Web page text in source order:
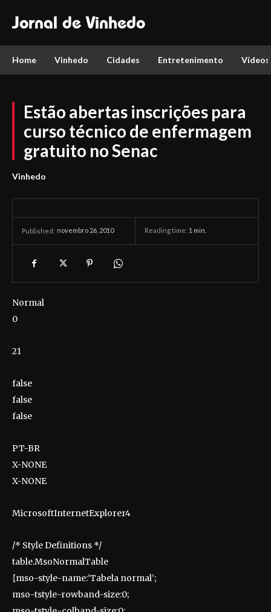
Jornal de Vinhedo
Home Vinhedo Cidades Entretenimento Vídeos
Estão abertas inscrições para
curso técnico de enfermagem
gratuito no Senac
Vinhedo
Published: novembro 26, 2010 Reading time: 1 min.
Normal
0
21
false
false
false
PT-BR
X-NONE
X-NONE
MicrosoftInternetExplorer4
/* Style Definitions */
table.MsoNormalTable
{mso-style-name:’Tabela normal’;
mso-tstyle-rowband-size:0;